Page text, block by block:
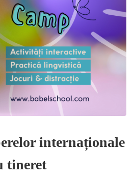
internaționale
tineret